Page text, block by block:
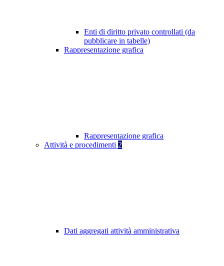
Enti di diritto privato controllati (da
pubblicare in tabelle)
Rappresentazione grafica
Rappresentazione grafica
Attività e procedimenti 2
Dati aggregati attività amministrativa